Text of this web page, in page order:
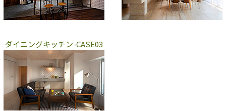
ダイニングキッチン-CASE03